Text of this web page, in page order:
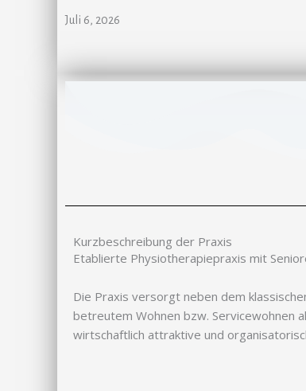
Juli 6, 2026
Kurzbeschreibung der Praxis
Etablierte Physiotherapiepraxis mit
Die Praxis versorgt neben dem
betreutem Wohnen bzw. Servicewohnen
wirtschaftlich attraktive und